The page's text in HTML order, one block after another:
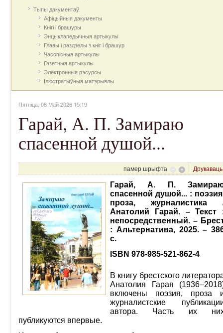
Тыпы дакументаў
Афіцыйныя дакумeнты
Кнігі і брашуры
Энцыклапедычныя артыкулы
Главы і раздзелы з кніг і брашур
Часопісныя артыкулы
Газетныя артыкулы
Электронныя рэсурсы
Ілюстратыўныя матэрыялы
Пятніца, 08 Май 2026 15:19
Гарай, А. П. Замираю
спасенной душой...
памер шрыфта
Друкаваць
Гарай, А. П.
спасенной душой... :
проза, журналистика
Анатолий Гарай. – Текст
непосредственный. –
: Альтернатива, 2025. –
с.
ISBN 978-985-521-862-4
В книгу брестского
Анатолия Гарая
включены поэзия, проза
журналистские
автора. Часть их
публикуются впервые.